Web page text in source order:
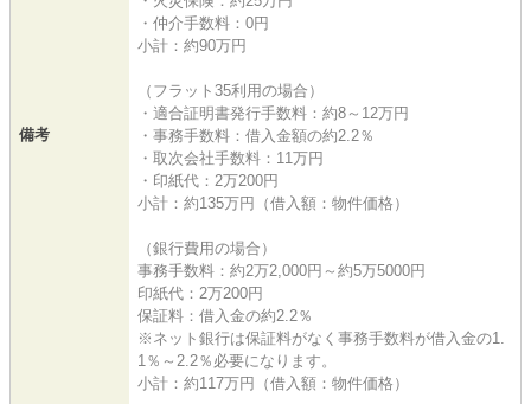
備考
・仲介手数料：0円
小計：約90万円
（フラット35利用の場合）
・適合証明書発行手数料：約8～12万円
・事務手数料：借入金額の約2.2％
・取次会社手数料：11万円
・印紙代：2万200円
小計：約135万円（借入額：物件価格）
（銀行費用の場合）
事務手数料：約2万2,000円～約5万5000円
印紙代：2万200円
保証料：借入金の約2.2％
※ネット銀行は保証料がなく事務手数料が借入金の1.
1％～2.2％必要になります。
小計：約117万円（借入額：物件価格）